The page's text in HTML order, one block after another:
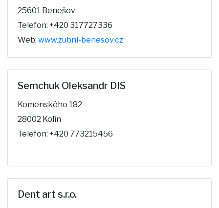
25601 Benešov
Telefon: +420 317727336
Web: www.zubni-benesov.cz
Semchuk Oleksandr DIS
Komenského 182
28002 Kolín
Telefon: +420 773215456
Dent art s.r.o.